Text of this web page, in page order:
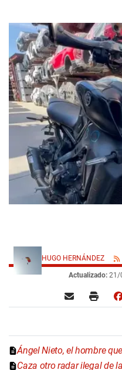
HUGO HERNÁNDEZ
Actualizado: 21/
Ángel Nieto, el hombre
Caza otro radar ilegal de